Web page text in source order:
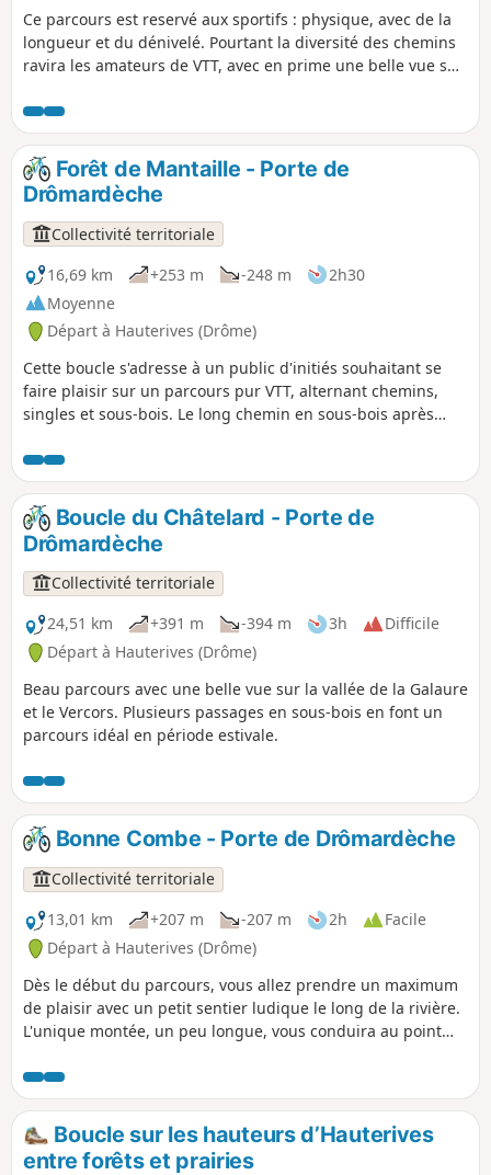
Ce parcours est reservé aux sportifs : physique, avec de la
longueur et du dénivelé. Pourtant la diversité des chemins
ravira les amateurs de VTT, avec en prime une belle vue sur
Forêt de Mantaille - Porte de
Drômardèche
Collectivité territoriale
16,69 km
+253 m -248 m
2h30
Moyenne
Départ à Hauterives (Drôme)
Cette boucle s'adresse à un public d'initiés souhaitant se
faire plaisir sur un parcours pur VTT, alternant chemins,
singles et sous-bois. Le long chemin en sous-bois après
prendre un peu de fraîcheur. La descente sur Hauterives
ravira les amoureux de singles.
Boucle du Châtelard - Porte de
Drômardèche
Collectivité territoriale
24,51 km
+391 m -394 m 3h
Difficile
Départ à Hauterives (Drôme)
Beau parcours avec une belle vue sur la vallée de la Galaure
et le Vercors. Plusieurs passages en sous-bois en font un
parcours idéal en période estivale.
Bonne Combe - Porte de Drômardèche
Collectivité territoriale
13,01 km
+207 m -207 m 2h
Facile
Départ à Hauterives (Drôme)
Dès le début du parcours, vous allez prendre un maximum
de plaisir avec un petit sentier ludique le long de la rivière.
L'unique montée, un peu longue, vous conduira au point
la vallée de Hauterives.
Boucle sur les hauteurs d’Hauterives
entre forêts et prairies